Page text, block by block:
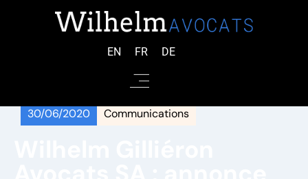
EN FR DE
30/06/2020 Communications